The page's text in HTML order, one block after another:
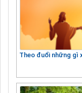
Theo đuổi những gì